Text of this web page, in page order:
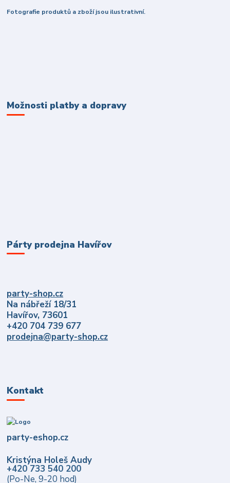
Fotografie produktů a zboží jsou ilustrativní.
Možnosti platby a dopravy
Párty prodejna Havířov
party-shop.cz
Na nábřeží 18/31
Havířov, 73601
+420 704 739 677
prodejna@party-shop.cz
Kontakt
party-eshop.cz
Kristýna Holeš Audy
+420 733 540 200
(Po-Ne, 9-20 hod)